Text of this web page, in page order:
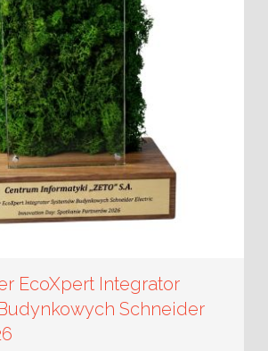
EcoXpert Integrator
Schneider